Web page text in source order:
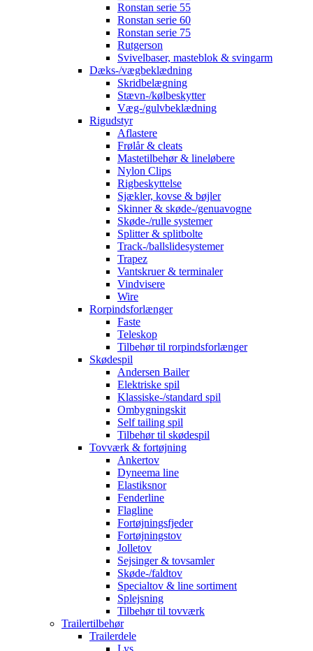
Ronstan serie 55
Ronstan serie 60
Ronstan serie 75
Rutgerson
Svivelbaser, masteblok & svingarm
Dæks-/vægbeklædning
Skridbelægning
Stævn-/kølbeskytter
Væg-/gulvbeklædning
Rigudstyr
Aflastere
Frølår & cleats
Mastetilbehør & lineløbere
Nylon Clips
Rigbeskyttelse
Sjækler, kovse & bøjler
Skinner & skøde-/genuavogne
Skøde-/rulle systemer
Splitter & splitbolte
Track-/ballslidesystemer
Trapez
Vantskruer & terminaler
Vindvisere
Wire
Rorpindsforlænger
Faste
Teleskop
Tilbehør til rorpindsforlænger
Skødespil
Andersen Bailer
Elektriske spil
Klassiske-/standard spil
Ombygningskit
Self tailing spil
Tilbehør til skødespil
Tovværk & fortøjning
Ankertov
Dyneema line
Elastiksnor
Fenderline
Flagline
Fortøjningsfjeder
Fortøjningstov
Jolletov
Sejsinger & tovsamler
Skøde-/faldtov
Specialtov & line sortiment
Splejsning
Tilbehør til tovværk
Trailertilbehør
Trailerdele